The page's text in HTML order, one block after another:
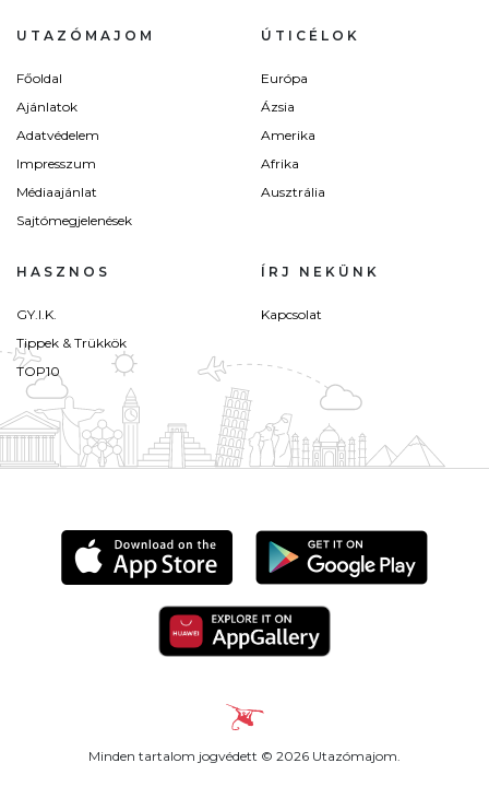
UTAZÓMAJOM
Főoldal
Ajánlatok
Adatvédelem
Impresszum
Médiaajánlat
Sajtómegjelenések
ÚTICÉLOK
Európa
Ázsia
Amerika
Afrika
Ausztrália
HASZNOS
GY.I.K.
Tippek & Trükkök
TOP10
ÍRJ NEKÜNK
Kapcsolat
Minden tartalom jogvédett © 2026 Utazómajom.